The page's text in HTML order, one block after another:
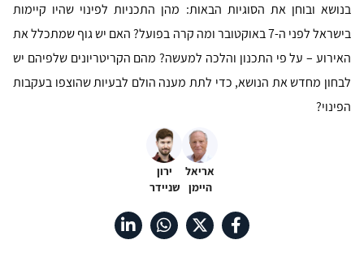
בנושא ובוחן את הסוגיות הבאות: מהן התכניות לפינוי שהיו קיימות
בישראל לפני ה-7 באוקטובר ומה קרה בפועל? האם יש גוף שמתכלל את
האירוע – על פי התכנון והלכה למעשה? מהם הקריטריונים שלפיהם יש
לבחון מחדש את הנושא, כדי לתת מענה הולם לבעיות שהוצפו בעקבות
הפינוי?
אריאל
היימן
ירון
שניידר